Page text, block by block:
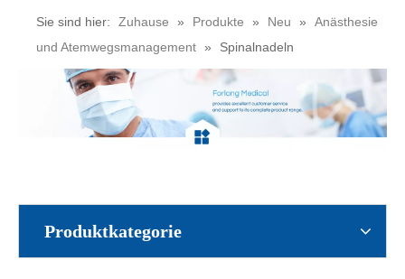
Sie sind hier: Zuhause » Produkte » Neu »
Anästhesie
und Atemwegsmanagement » Spinalnadeln
Produktkategorie